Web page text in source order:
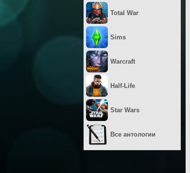
Total War
Sims
Warcraft
Half-Life
Star Wars
Все антологии